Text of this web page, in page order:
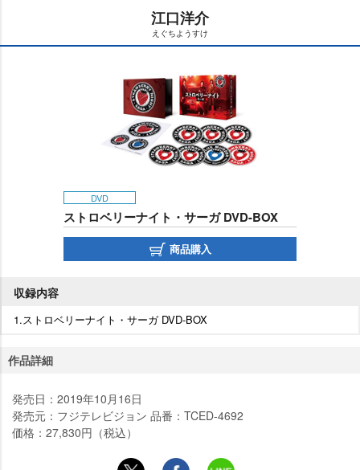
江口洋介
えぐちようすけ
DVD
ストロベリーナイト・サーガ DVD-BOX
商品購入
収録内容
1.ストロベリーナイト・サーガ DVD-BOX
作品詳細
発売日：2019年10月16日
発売元：フジテレビジョン 品番：TCED-4692
価格：27,830円（税込）